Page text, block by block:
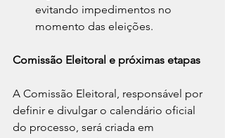
evitando impedimentos no
momento das eleições.
Comissão Eleitoral e próximas etapas
A Comissão Eleitoral, responsável por
definir e divulgar o calendário oficial
do processo, será criada em